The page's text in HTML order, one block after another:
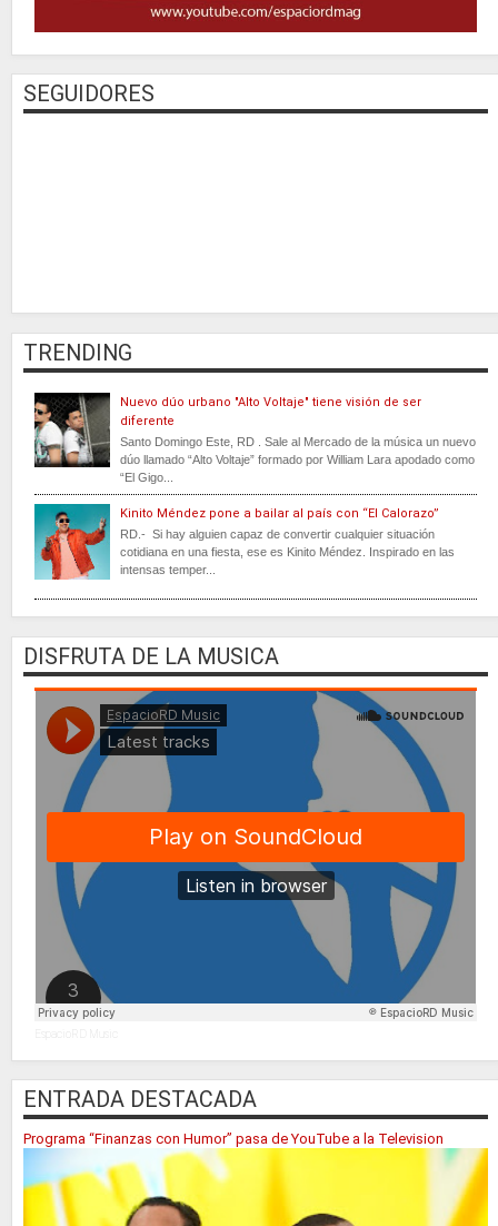
SEGUIDORES
TRENDING
Nuevo dúo urbano "Alto Voltaje" tiene visión de ser
diferente
Santo Domingo Este, RD . Sale al Mercado de la música un nuevo
dúo llamado “Alto Voltaje” formado por William Lara apodado como
“El Gigo...
Kinito Méndez pone a bailar al país con “El Calorazo”
RD.- Si hay alguien capaz de convertir cualquier situación
cotidiana en una fiesta, ese es Kinito Méndez. Inspirado en las
intensas temper...
DISFRUTA DE LA MUSICA
ENTRADA DESTACADA
Programa “Finanzas con Humor” pasa de YouTube a la Television